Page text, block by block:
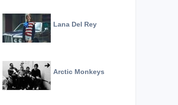
Lana Del Rey
Arctic Monkeys